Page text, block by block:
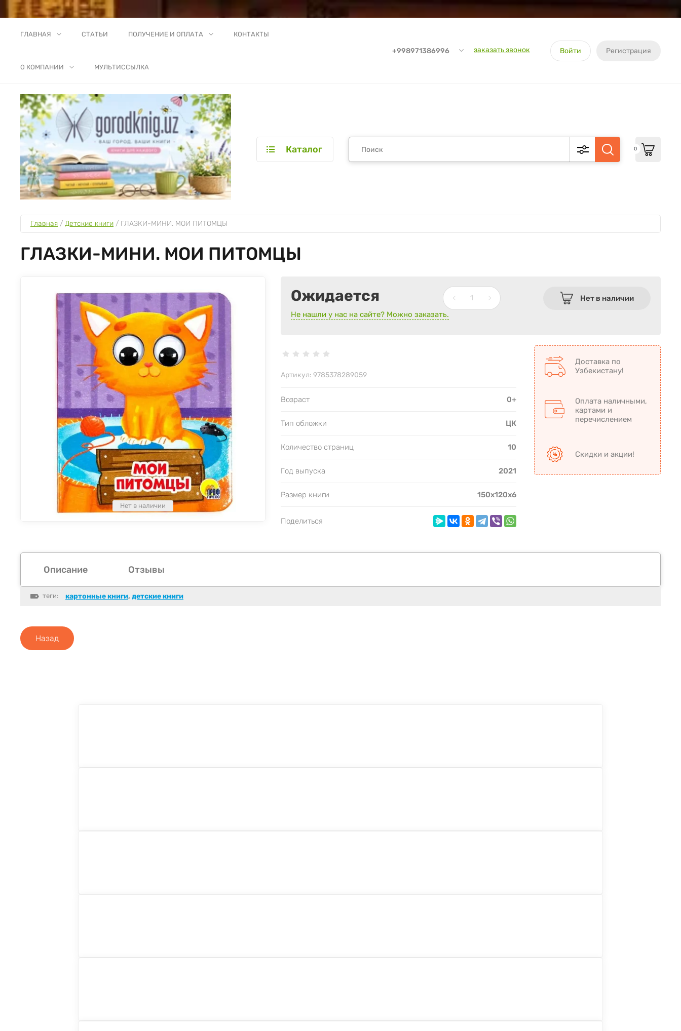
ГЛАВНАЯ СТАТЬИ ПОЛУЧЕНИЕ И ОПЛАТА КОНТАКТЫ
О КОМПАНИИ МУЛЬТИССЫЛКА
+998971386996 заказать звонок Войти Регистрация
Каталог 0
Главная / Детские книги / ГЛАЗКИ-МИНИ. МОИ ПИТОМЦЫ
ГЛАЗКИ-МИНИ. МОИ ПИТОМЦЫ
Нет в наличии
Ожидается
Нет в наличии
Не нашли у нас на сайте? Можно заказать.
Артикул: 9785378289059
Возраст 0+
Тип обложки ЦК
Количество страниц 10
Год выпуска 2021
Размер книги 150х120х6
Поделиться
Доставка по
Узбекистану!
Оплата наличными,
картами и
перечислением
Скидки и акции!
Описание Отзывы
теги: картонные книги, детские книги
Назад